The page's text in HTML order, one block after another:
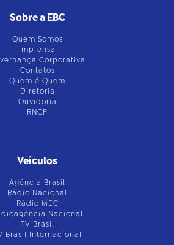
Sobre a EBC
Quem Somos
Imprensa
Corporativa
Contatos
Quem é Quem
Diretoria
Ouvidoria
RNCP
Veículos
Agência Brasil
Rádio Nacional
Rádio MEC
Nacional
TV Brasil
Brasil Internacional